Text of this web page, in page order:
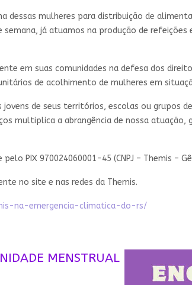
mulheres para distribuição de
já atuamos na produção de
em suas comunidades na defesa dos
de acolhimento de mulheres em
de seus territórios, escolas ou grupos
multiplica a abrangência de nossa atuação,
PIX 970024060001-45 (CNPJ – Themis –
no site e nas redes da Themis.
na-emergencia-climatica-do-rs/
MENSTRUAL